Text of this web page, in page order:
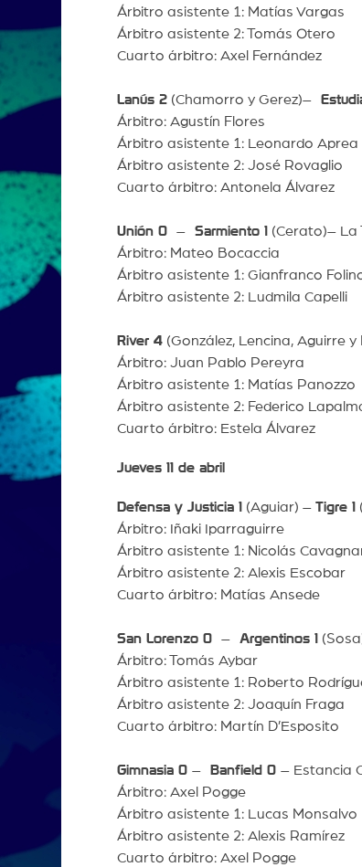
Árbitro asistente 1: Matías Vargas
Árbitro asistente 2: Tomás Otero
Cuarto árbitro: Axel Fernández
Lanús 2(Chamorro y Gerez)–
Árbitro: Agustín Flores
Árbitro asistente 1: Leonardo Aprea
Árbitro asistente 2: José Rovaglio
Cuarto árbitro: Antonela Álvarez
Unión 0– Sarmiento 1 (Cerato)– La
Árbitro: Mateo Bocaccia
Árbitro asistente 1: Gianfranco
Árbitro asistente 2: Ludmila Capelli
River 4(González, Lencina, Aguirre y
Árbitro: Juan Pablo Pereyra
Árbitro asistente 1: Matías Panozzo
Árbitro asistente 2: Federico
Cuarto árbitro: Estela Álvarez
Jueves 11 de abril
Defensa y Justicia 1 (Aguiar) – Tigre 1
Árbitro: Iñaki Iparraguirre
Árbitro asistente 1: Nicolás
Árbitro asistente 2: Alexis Escobar
Cuarto árbitro: Matías Ansede
San Lorenzo 0– Argentinos 1
Árbitro: Tomás Aybar
Árbitro asistente 1: Roberto
Árbitro asistente 2: Joaquín Fraga
Cuarto árbitro: Martín D’Esposito
Gimnasia 0 – Banfield 0 – Estancia
Árbitro: Axel Pogge
Árbitro asistente 1: Lucas Monsalvo
Árbitro asistente 2: Alexis Ramírez
Cuarto árbitro: Axel Pogge